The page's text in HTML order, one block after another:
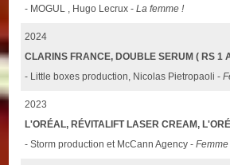
- MOGUL , Hugo Lecrux -La femme !
2024
CLARINS FRANCE, DOUBLE SERUM ( RS 1
- Little boxes production, Nicolas Pietropaoli -
2023
L'ORÉAL, RÉVITALIFT LASER CREAM,
- Storm production et McCann Agency -